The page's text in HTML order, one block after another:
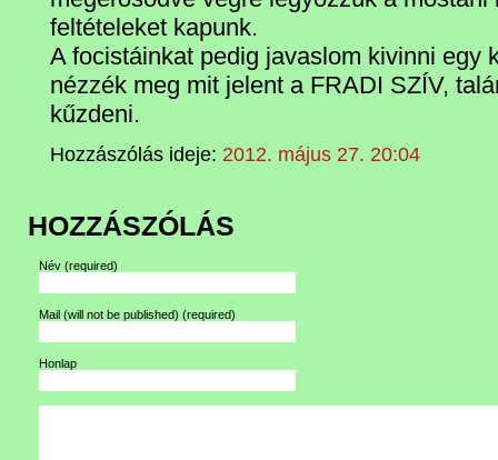
feltételeket kapunk.
A focistáinkat pedig javaslom kivinni egy
nézzék meg mit jelent a FRADI SZÍV,
kűzdeni.
Hozzászólás ideje: 2012. május 27. 20:04
HOZZÁSZÓLÁS
Név (required)
Mail (will not be published) (required)
Honlap